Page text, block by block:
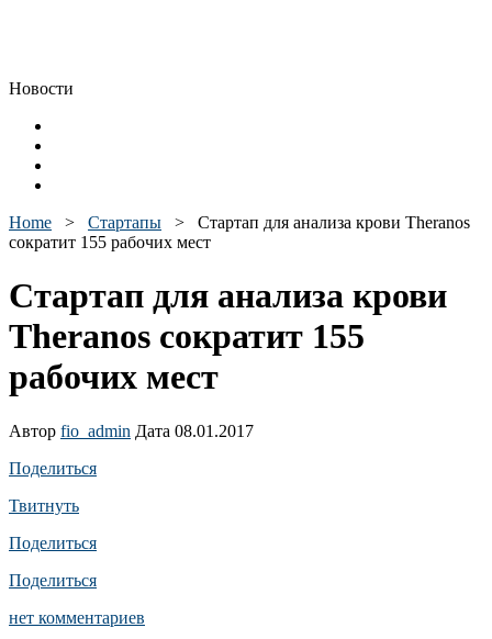
Новости
Home > Стартапы > Стартап для анализа крови Theranos
сократит 155 рабочих мест
Стартап для анализа крови
Theranos сократит 155
рабочих мест
Автор fio_admin Дата 08.01.2017
Поделиться
Твитнуть
Поделиться
Поделиться
нет комментариев